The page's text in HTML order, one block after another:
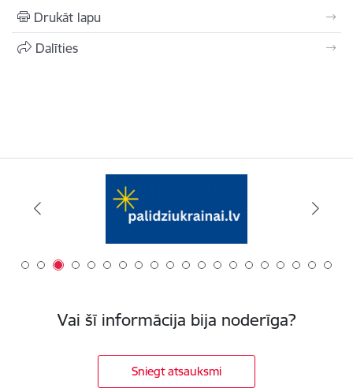
Drukāt lapu
Dalīties
Vai šī informācija bija noderīga?
Sniegt atsauksmi